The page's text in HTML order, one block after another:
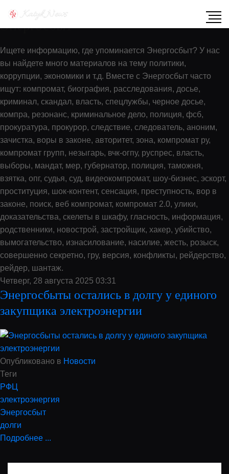
Показать содержимое по тегу:
Энергосбыт
Ищете информацию, где упоминается Энергосбыт? У нас
вы найдете много материалов на тему политики,
коррупции, экономики и т.д. Вместе с Энергосбыт часто
ищут: компромат, биография, расследования, досье,
криминал, скандал, власть, спецлужбы, черное досье,
компра, резонанс, криминальное дело, полиция, фсб,
прокуратура, прокурор, следствие, следователь, аноним,
зачистка, воры в законе, авторитет, зона, компромат ру,
компромат групп, незыгарь, вчк-огпу, руспрес, власть,
выборы, мандат, мер, губернатор, полиция, таможня,
взятка, опг, судья, суд, видеокомпромат, шоу-бизнес, эскорт,
проституция, шок-контент, сенсация, преступность, вор в
законе, поиск, веб компромат, компромат 2.0, улики,
доказательства, скелеты в шкафу, гласность, информация,
родственники, новострой, застройщик, хакер, убийство,
вымогательство, изнасилование, насилие, жесть, розыск,
совершенно секретно, гру, версия, конфликты, рейдерство,
рейдер, шантаж.
Четверг, 28 августа 2025 03:31
Энергосбыты остались в долгу у единого
закупщика электроэнергии
Опубликовано в Новости
Теги
РФЦ
электроэнергия
Энергосбыт
долги
Подробнее ...